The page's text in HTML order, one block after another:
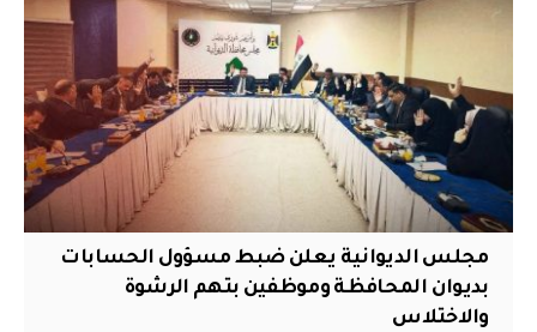
مجلس الديوانية يعلن ضبط مسؤول الحسابات
بديوان المحافظة وموظفين بتهم الرشوة
والاختلاس